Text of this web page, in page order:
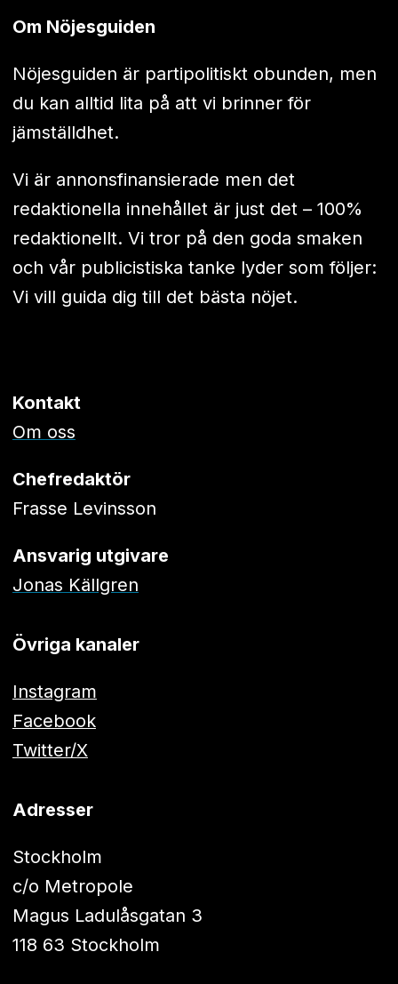
Om Nöjesguiden
Nöjesguiden är partipolitiskt obunden, men
du kan alltid lita på att vi brinner för
jämställdhet.
Vi är annonsfinansierade men det
redaktionella innehållet är just det – 100%
redaktionellt. Vi tror på den goda smaken
och vår publicistiska tanke lyder som följer:
Vi vill guida dig till det bästa nöjet.
Kontakt
Om oss
Chefredaktör
Frasse Levinsson
Ansvarig utgivare
Jonas Källgren
Övriga kanaler
Instagram
Facebook
Twitter/X
Adresser
Stockholm
c/o Metropole
Magus Ladulåsgatan 3
118 63 Stockholm